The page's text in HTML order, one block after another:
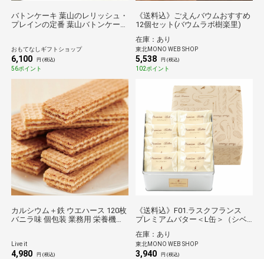
バトンケーキ 葉山のレリッシュ・
プレインの定番 葉山バトンケーキ
おもてなしギフトショップ
6,100 円 (税込)
56ポイント
《送料込》ごえんバウムおすすめ
12個セット(バウムラボ樹楽里)
在庫：あり
東北MONO WEB SHOP
5,538 円 (税込)
102ポイント
カルシウム＋鉄 ウエハース 120枚
バニラ味 個包装 業務用 栄養機能
い 送料無料 JREポイント消化
Live it
4,980 円 (税込)
《送料込》F01.ラスクフランス
プレミアムバター＜L缶＞（シベ
在庫：あり
東北MONO WEB SHOP
3,940 円 (税込)